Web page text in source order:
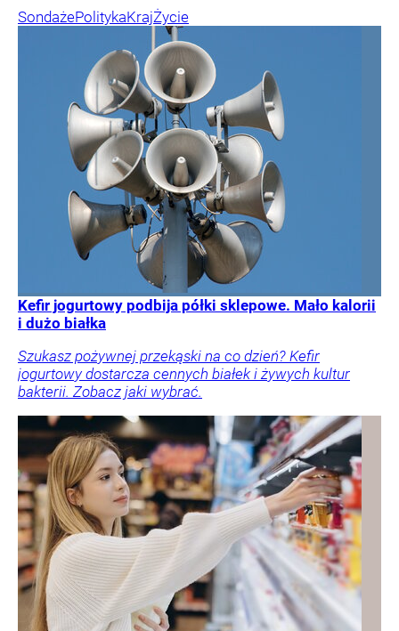
SondażePolitykaKrajŻycie
Kefir jogurtowy podbija półki sklepowe. Mało kalorii
i dużo białka
Szukasz pożywnej przekąski na co dzień? Kefir
jogurtowy dostarcza cennych białek i żywych kultur
bakterii. Zobacz jaki wybrać.